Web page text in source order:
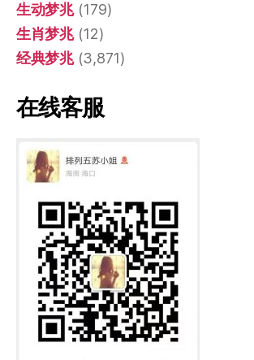
生动梦兆(179)
生肖梦兆(12)
经典梦兆(3,871)
在线客服